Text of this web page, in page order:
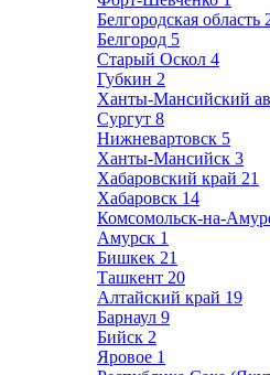
Белгородская область
Белгород 5
Старый Оскол 4
Губкин 2
Ханты-Мансийский
Сургут 8
Нижневартовск 5
Ханты-Мансийск 3
Хабаровский край 21
Хабаровск 14
Комсомольск-на-
Амурск 1
Бишкек 21
Ташкент 20
Алтайский край 19
Барнаул 9
Бийск 2
Яровое 1